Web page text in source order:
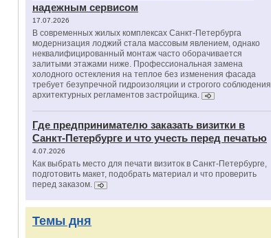
надежным сервисом
17.07.2026
В современных жилых комплексах Санкт-Петербурга
модернизация лоджий стала массовым явлением, однако
неквалифицированный монтаж часто оборачивается
залитыми этажами ниже. Профессиональная замена
холодного остекления на теплое без изменения фасада
требует безупречной гидроизоляции и строгого соблюдения
архитектурных регламентов застройщика.
Где предпринимателю заказать визитки в
Санкт-Петербурге и что учесть перед печатью
4.07.2026
Как выбрать место для печати визиток в Санкт-Петербурге,
подготовить макет, подобрать материал и что проверить
перед заказом.
Темы дня